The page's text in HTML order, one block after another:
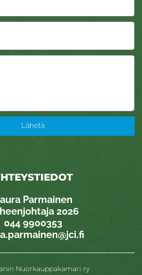
Lähetä
Parmainen
2026
044 9900353
Nuorkauppakamari ry